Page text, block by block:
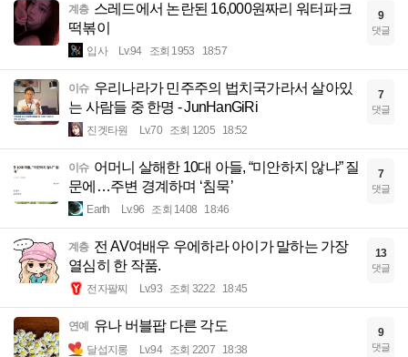
계층 스레드에서 논란된 16,000원짜리 워터파크
떡볶이
입사 Lv.94 조회 1953 18:57
9
댓글
이슈 우리나라가 민주주의 법치국가라서 살아있
는 사람들 중 한명 - JunHanGiRi
진겟타원 Lv.70 조회 1205 18:52
7
댓글
이슈 어머니 살해한 10대 아들, “미안하지 않냐” 질
문에…주변 경계하며 ‘침묵’
Earth Lv.96 조회 1408 18:46
7
댓글
계층 전 AV여배우 우에하라 아이가 말하는 가장
열심히 한 작품.
전자팔찌 Lv.93 조회 3222 18:45
13
댓글
연예 유나 버블팝 다른 각도
달섭지롱 Lv.94 조회 2207 18:38
9
댓글